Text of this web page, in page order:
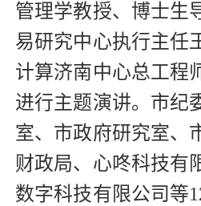
管理学教授、博士生
易研究中心执行主任
计算济南中心总工程
进行主题演讲。市纪
室、市政府研究室、
财政局、心咚科技有
数字科技有限公司等